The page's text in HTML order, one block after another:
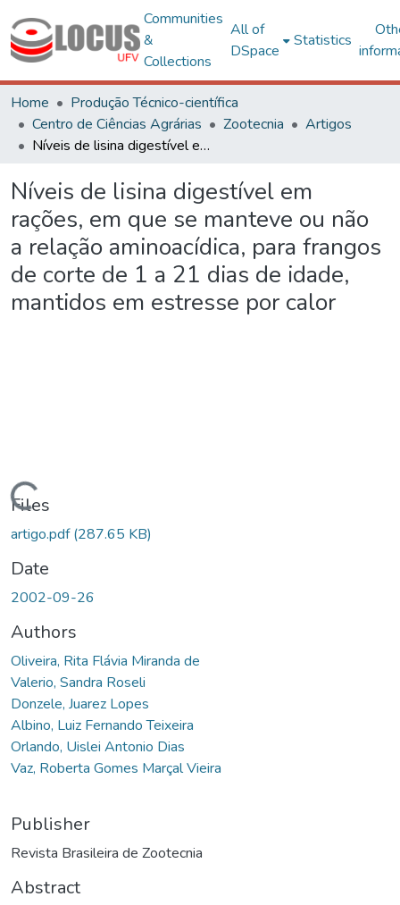
Communities
&
Collections
All of
DSpace
Statistics
Home
Produção Técnico-científica
Centro de Ciências Agrárias
Zootecnia
Artigos
Níveis de lisina digestível em rações, em que se manteve ou não a relação aminoacídica, para frangos de corte de 1 a 21 dias de idade, mantidos em estresse por calor
Níveis de lisina digestível em
rações, em que se manteve ou não
a relação aminoacídica, para frangos
de corte de 1 a 21 dias de idade,
mantidos em estresse por calor
Files
artigo.pdf(287.65 KB)
Date
2002-09-26
Authors
Oliveira, Rita Flávia Miranda de
Valerio, Sandra Roseli
Donzele, Juarez Lopes
Albino, Luiz Fernando Teixeira
Orlando, Uislei Antonio Dias
Vaz, Roberta Gomes Marçal Vieira
Publisher
Revista Brasileira de Zootecnia
Abstract